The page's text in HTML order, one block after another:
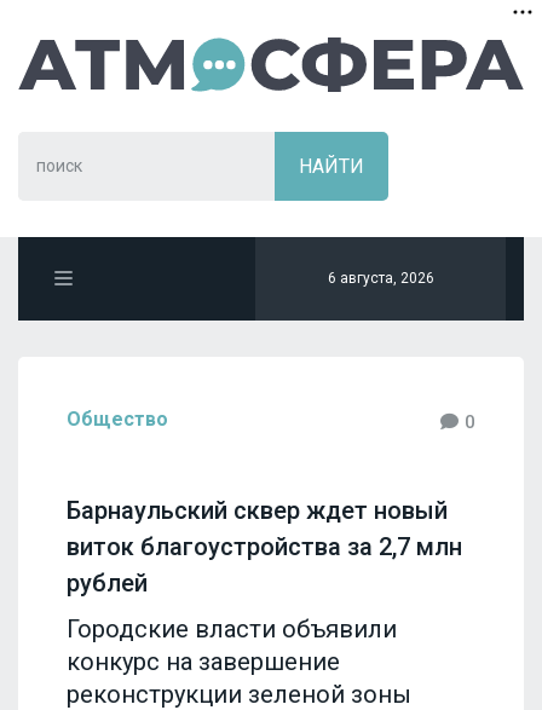
6 августа, 2026
Общество 0
Барнаульский сквер ждет новый
виток благоустройства за 2,7 млн
рублей
Городские власти объявили
конкурс на завершение
реконструкции зеленой зоны